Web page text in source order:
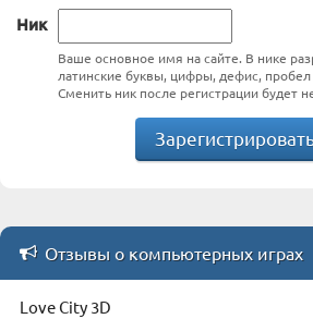
Ник
Ваше основное имя на сайте. В нике
латинские буквы, цифры, дефис, пробел
Сменить ник после регистрации будет
Отзывы о компьютерных играх
Love City 3D